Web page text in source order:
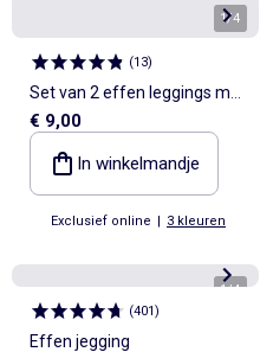
1/4
(13)
Set van 2 effen leggings met
flarevorm
€ 9,00
In winkelmandje
Exclusief online | 3 kleuren
1/4
(401)
Effen jegging